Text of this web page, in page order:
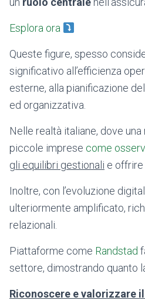
Esplora ora
Queste figure, spesso
significativo all’efficienza
esterne, alla pianificazione
ed organizzativa.
Nelle realtà italiane, dove
piccole imprese come
gli equilibri gestionali e offrire
Inoltre, con l’evoluzione
ulteriormente amplificato,
relazionali.
Piattaforme come Randstad
settore, dimostrando quanto
Riconoscere e valorizzare